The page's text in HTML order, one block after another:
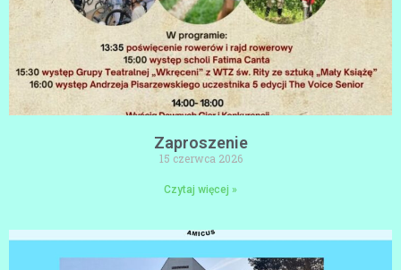
Zaproszenie
15 czerwca 2026
Czytaj więcej »